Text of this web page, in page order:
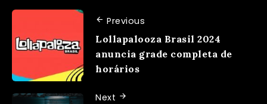
Previous
Lollapalooza Brasil 2024
anuncia grade completa de
horários
Next